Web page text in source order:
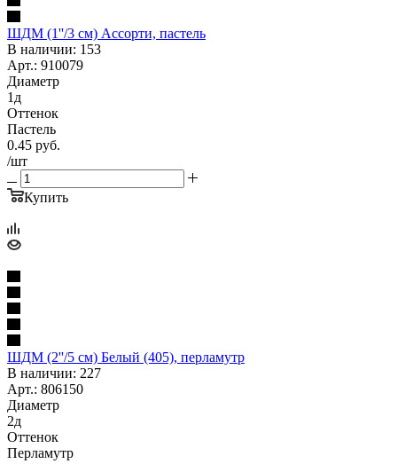
ШДМ (1''/3 см) Ассорти, пастель
В наличии: 153
Арт.: 910079
Диаметр
1д
Оттенок
Пастель
0.45 руб.
/шт
Купить
ШДМ (2''/5 см) Белый (405), перламутр
В наличии: 227
Арт.: 806150
Диаметр
2д
Оттенок
Перламутр